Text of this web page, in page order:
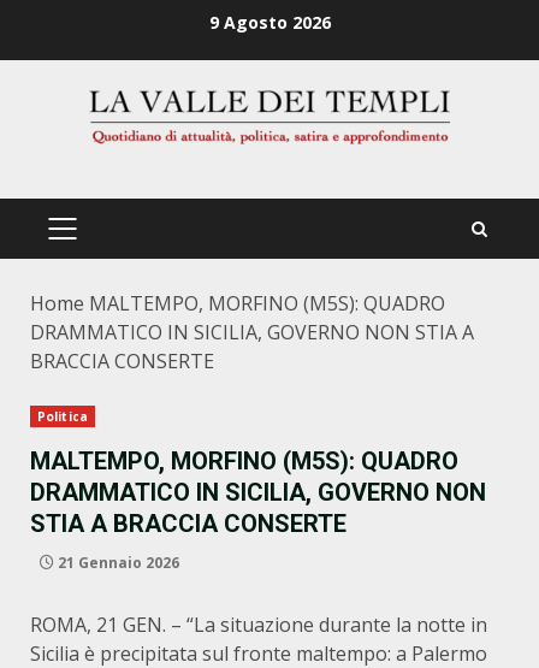
9 Agosto 2026
PRIMÄRES
Home MALTEMPO, MORFINO (M5S): QUADRO
DRAMMATICO IN SICILIA, GOVERNO NON STIA A
BRACCIA CONSERTE
Politica
MALTEMPO, MORFINO (M5S): QUADRO
DRAMMATICO IN SICILIA, GOVERNO NON
STIA A BRACCIA CONSERTE
21 Gennaio 2026
ROMA, 21 GEN. – “La situazione durante la notte in
Sicilia è precipitata sul fronte maltempo: a Palermo